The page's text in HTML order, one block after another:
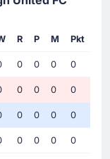
R P M Pkt
0 0 0 0
0 0 0 0
0 0 0 0
0 0 0 0